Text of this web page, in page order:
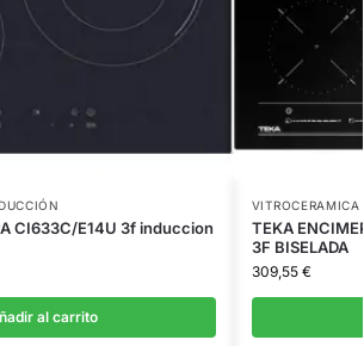
CI633C/E14U 3f induccion
al carrito
TEKA
3F BISELADA
309,55 €